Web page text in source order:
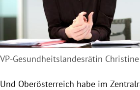
VP-Gesundheitslandesrätin
Und Oberösterreich habe im